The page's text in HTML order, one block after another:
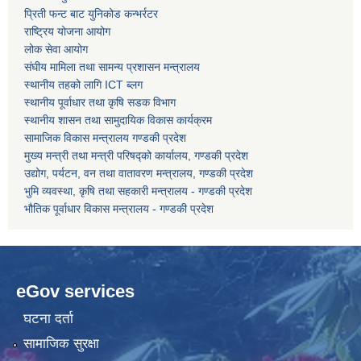
प्रिती फन्ट बाट युनिकोड कन्भर्रटर
राष्ट्रिय योजना आयोग
लोक सेवा आयोग
संघीय मामिला तथा सामन्य प्रशासन मन्त्रालय
स्थानीय तहको लागि ICT ब्लग
स्थानीय पूर्वाधार तथा कृषि सडक विभाग
स्थानीय शासन तथा सामुदायिक विकास कार्यक्रम
सामाजिक विकास मन्त्रालय गण्डकी प्रदेश
मुख्य मन्त्री तथा मन्त्री परिषद्को कार्यालय, गण्डकी प्रदेश
उद्योग, पर्यटन, वन तथा वातावरण मन्त्रालय, गण्डकी प्रदेश
भुमि व्यवस्था, कृषि तथा सहकारी मन्त्रालय - गण्डकी प्रदेश
भौतिक पूर्वाधार विकास मन्त्रालय - गण्डकी प्रदेश
eGov services
घटना दर्ता
सामाजिक सुरक्षा